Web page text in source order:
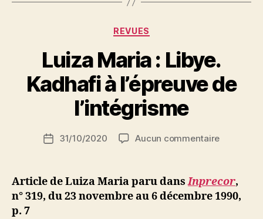
Catégories
REVUES
Luiza Maria : Libye.
Kadhafi à l’épreuve de
l’intégrisme
a
S
N
ji
b
Date31/10/2020 Aucun commentairesur
:
Libye.
Kadhafi
Article de Luiza Maria paru dansInprecor,
n° 319, du 23 novembre au 6 décembre 1990,
p. 7